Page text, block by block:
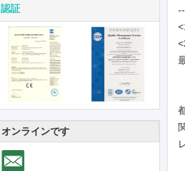
認証
オンラインです